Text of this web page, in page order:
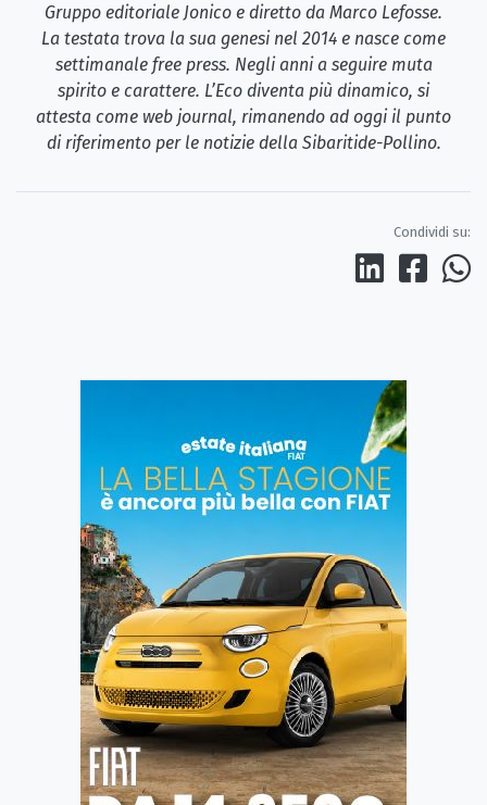
Gruppo editoriale Jonico e diretto da Marco Lefosse.
La testata trova la sua genesi nel 2014 e nasce come
settimanale free press. Negli anni a seguire muta
spirito e carattere. L’Eco diventa più dinamico, si
attesta come web journal, rimanendo ad oggi il punto
di riferimento per le notizie della Sibaritide-Pollino.
Condividi su: